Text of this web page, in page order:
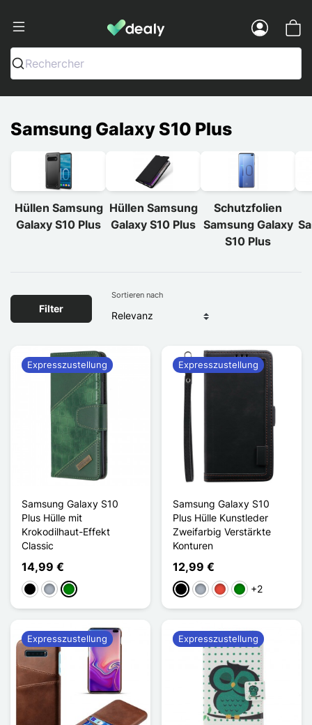
Dealy - Hüllen und Zubehör für
Rechercher
Samsung Galaxy S10 Plus
Hüllen Samsung
Galaxy S10 Plus
Hüllen Samsung
Galaxy S10 Plus
Schutzfolien
Samsung Galaxy
S10 Plus
Filter
Sortieren nach
Samsung Galaxy S10
Plus Hülle mit
Krokodilhaut-Effekt
Classic
14,99 €
Schwarz
GrauGrün
Expresszustellung
Samsung Galaxy S10
Plus Hülle Kunstleder
Zweifarbig Verstärkte
Konturen
12,99 €
Schwarz
GrauRot Grün+2
Expresszustellung
Expresszustellung Expresszustellung